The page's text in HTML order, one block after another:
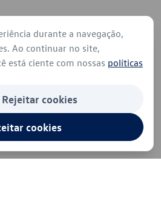
durante a navegação,
Ao continuar no site,
está ciente com nossas políticas
Rejeitar cookies
cookies